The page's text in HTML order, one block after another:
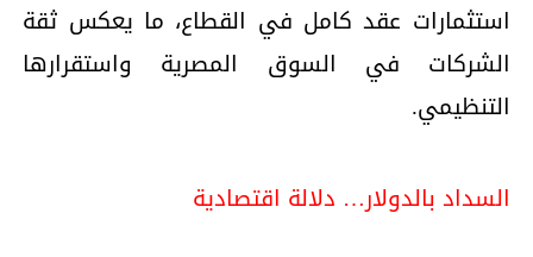
استثمارات عقد كامل في القطاع، ما يعكس ثقة
الشركات في السوق المصرية واستقرارها
التنظيمي.
السداد بالدولار… دلالة اقتصادية